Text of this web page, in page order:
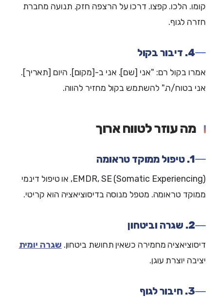
קומו. הלכו. קפצו. דרכו על הרצפה חזק. תנועה מחברת
חזרה לגוף.
4. דיבור בקול
אמרו בקול רם: "אני [שם]. אני ב-[מקום]. היום [תאריך].
אני בטוח/ה." להשתמש בקול מחזיר להווה.
מה עוזר לטווח ארוך
1. טיפול ממוקד טראומה
EMDR, SE (Somatic Experiencing), או טיפול דינמי
ממוקד טראומה. מטפל מנוסה בדיסוציאציה הוא קריטי.
2. שגרה וביטחון
דיסוציאציה מחמירה כשאין תחושת ביטחון. שגרה יומית
יציבה יוצרת עוגן.
3. חיבור לגוף